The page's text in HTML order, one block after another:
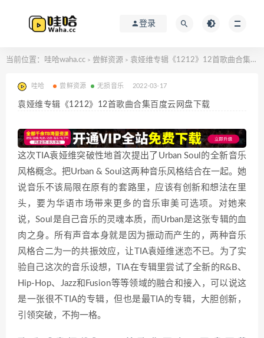
登录
当前位置： 哇哈waha.cc > 尝鲜资源 > 袁娅维专辑《1212》12首歌曲合集百度云网盘下载
哇哈 尝鲜资源 无损音乐 2022-03-17
袁娅维专辑《1212》12首歌曲合集百度云网盘下载
这次TIA袁娅维突破性地首次提出了Urban Soul的全新音乐
风格概念。把Urban & Soul这两种音乐风格结合在一起。她
说音乐不该局限在原有的套路里，应该有创新和想法在里
头，要为华语市场带来更多的音乐审美可选项。对她来
说，Soul是自己音乐的灵魂本质，而Urban是这张专辑的血
肉之身。所有声音本身就是因为振动而产生的，两种音乐
风格合二为一的共振效应，让TIA袁娅维迷恋不已。为了实
验自己这次的音乐设想，TIA在专辑里尝试了全新的R&B、
Hip-Hop、Jazz和Fusion等等领域的融合和接入，可以说这
是一张很不TIA的专辑，但也是最TIA的专辑，大胆创新，
引领突破，不拘一格。